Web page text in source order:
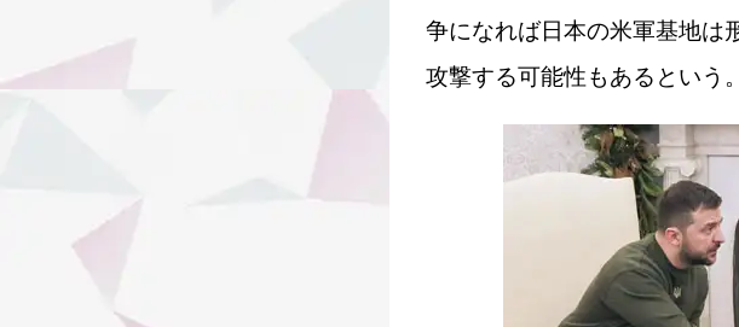
争になれば日本の米軍基地は
攻撃する可能性もあるという